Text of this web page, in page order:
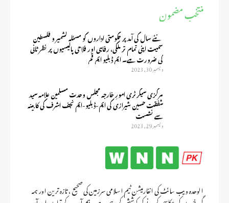
الوحدہ ویب سائٹ کی انفارمیشن ٹیم اسلامی سرزمین کی صحیح ، تازہ ترین اور ہمہ
منتخب مضمون
نئے سال کی آمد پر حکومتی اداروں کو مسئلہ کشمیر و فلسطین
سمیت اپنی تمام تر ملکی، رفاہی اور فلاحی پالیسیوں پر نظر ثانی
کی ضرورت ہے۔ ایم ڈبلیو ایم قم
ديسمبر 30, 2023
مرکزی سیکرٹری امورِ خارجہ مجلس وحدت مسلمین علامہ سید
شفقت حسین شیرازی کی ایم-ڈبلیو-ایم نجف اشرف کی کابینہ
سے نشست
ديسمبر 29, 2023